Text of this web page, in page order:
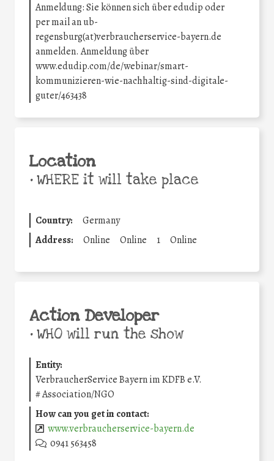
Anmeldung: Sie können sich über edudip oder
per mail an ub-
regensburg(at)verbraucherservice-bayern.de
anmelden. Anmeldung über
www.edudip.com/de/webinar/smart-
kommunizieren-wie-nachhaltig-sind-digitale-
guter/463438
Location
•WHERE it will take place
Country:
Germany
Address:
Online Online 1 Online
Action Developer
•WHO will run the show
Entity:
VerbraucherService Bayern im KDFB e.V.
#Association/NGO
How can you get in contact:
www.verbraucherservice-bayern.de
0941 563458